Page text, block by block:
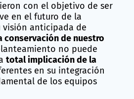
con el objetivo de ser
en el futuro de la
visión anticipada de
conservación de nuestro
no puede
total implicación de la
en su integración
de los equipos